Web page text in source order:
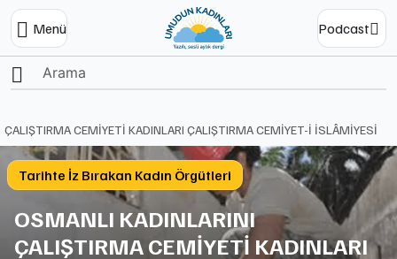
Menü Podcast
Ana Sayfa CEMİYETİ KADINLARI ÇALIŞTIRMA CEMİYET-İ İSLÂMİYESİ
Tarihte İz Bırakan Kadın Örgütleri
OSMANLI KADINLARINI
ÇALIŞTIRMA CEMİYETİ KADINLARI